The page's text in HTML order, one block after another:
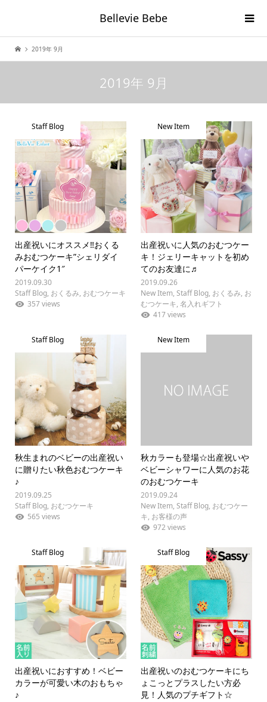
Bellevie Bebe
2019年 9月
2019年 9月
Staff Blog
出産祝いにオススメ‼️おくる
みおむつケーキ”シェリダイ
パーケイク1″
2019.09.30
Staff Blog, おくるみ, おむつケーキ
357 views
New Item
出産祝いに人気のおむつケー
キ！ジェリーキャットを初め
てのお友達に♬
2019.09.26
New Item,Staff Blog, おくるみ, お
むつケーキ,名入れギフト
417 views
Staff Blog
秋生まれのベビーの出産祝い
に贈りたい秋色おむつケーキ
♪
2019.09.25
Staff Blog, おむつケーキ
565 views
New Item
秋カラーも登場☆出産祝いや
ベビーシャワーに人気のお花
のおむつケーキ
2019.09.24
New Item,Staff Blog, おむつケー
キ, お客様の声
972 views
Staff Blog
出産祝いにおすすめ！ベビー
カラーが可愛い木のおもちゃ
♪
Staff Blog
出産祝いのおむつケーキにち
ょこっとプラスしたい方必
見！人気のプチギフト☆